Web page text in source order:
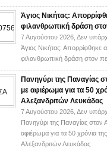
Άγιος Νικήτας:
φιλανθρωπική δράση
7 Αυγούστου 2026, Δεν
Άγιος Νικήτας: Απορρίφθηκε
φιλανθρωπική δράση στον
Πανηγύρι της Παναγίας
με αφιέρωμα για τα 50
Αλεξανδριτών Λευκάδας
7 Αυγούστου 2026, Δεν
Πανηγύρι της Παναγίας στον
αφιέρωμα για τα 50 χρόνια
Αλεξανδριτών Λευκάδας